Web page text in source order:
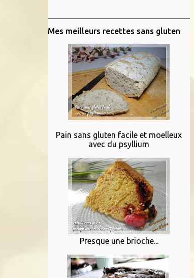
Mes meilleurs recettes sans gluten
Pain sans gluten facile et moelleux
avec du psyllium
Presque une brioche...